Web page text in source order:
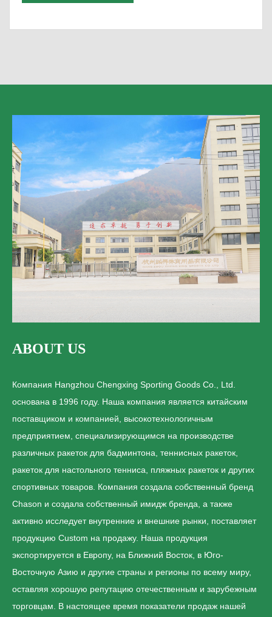
ABOUT US
Компания Hangzhou Chengxing Sporting Goods Co., Ltd.
основана в 1996 году. Наша компания является китайским
поставщиком и компанией, высокотехнологичным
предприятием, специализирующимся на производстве
различных ракеток для бадминтона, теннисных ракеток,
ракеток для настольного тенниса, пляжных ракеток и других
спортивных товаров. Компания создала собственный бренд
Chason и создала собственный имидж бренда, а также
активно исследует внутренние и внешние рынки, поставляет
продукцию Custom на продажу. Наша продукция
экспортируется в Европу, на Ближний Восток, в Юго-
Восточную Азию и другие страны и регионы по всему миру,
оставляя хорошую репутацию отечественным и зарубежным
торговцам. В настоящее время показатели продаж нашей